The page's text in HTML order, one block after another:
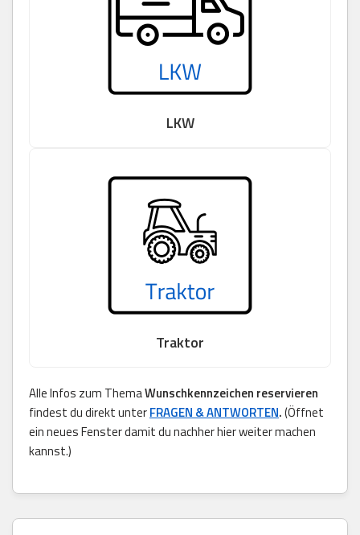
LKW
Traktor
Alle Infos zum ThemaWunschkennzeichen reservieren
findest du direkt unterFRAGEN & ANTWORTEN.(Öffnet
ein neues Fenster damit du nachher hier weiter machen
kannst.)